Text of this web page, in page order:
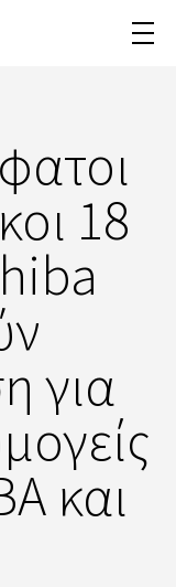
18
για
και